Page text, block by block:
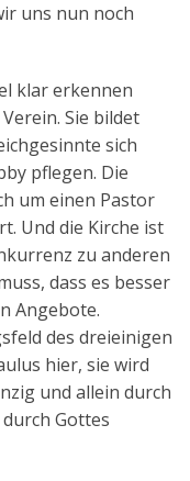
uns nun noch
klar erkennen
Sie bildet
sich
pflegen. Die
um einen Pastor
Und die Kirche ist
zu anderen
dass es besser
Angebote.
des dreieinigen
hier, sie wird
und allein durch
Gottes